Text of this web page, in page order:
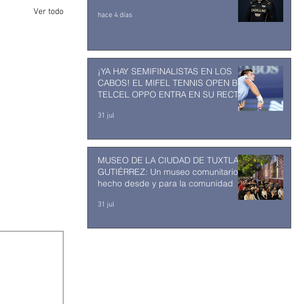
Ver todo hace 4 días
¡YA HAY SEMIFINALISTAS EN LOS
CABOS! EL MIFEL TENNIS OPEN BY
TELCEL OPPO ENTRA EN SU RECTA
31 jul
MUSEO DE LA CIUDAD DE TUXTLA
GUTIÉRREZ: Un museo comunitario
hecho desde y para la comunidad
31 jul